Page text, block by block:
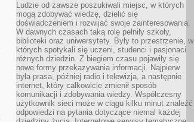
Ludzie od zawsze poszukiwali miejsc, w których
mogą zdobywać wiedzę, dzielić się
doświadczeniem i rozwijać swoje zainteresowania.
W dawnych czasach taką rolę pełniły szkoły,
biblioteki oraz uniwersytety. Były to przestrzenie, w
których spotykali się uczeni, studenci i pasjonaci
różnych dziedzin. Z biegiem czasu pojawiły się
nowe formy przekazywania informacji. Najpierw
była prasa, później radio i telewizja, a następnie
internet, który całkowicie zmienił sposób
komunikacji i zdobywania wiedzy. Współczesny
użytkownik sieci może w ciągu kilku minut znaleźć
odpowiedzi na pytania dotyczące niemal każdej